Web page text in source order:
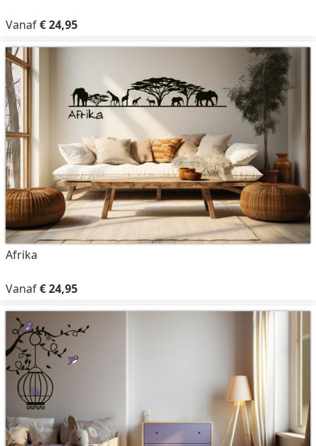
Vanaf€ 24,95
Afrika
Vanaf€ 24,95